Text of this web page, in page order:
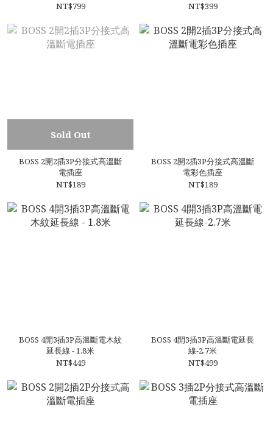
NT$799
NT$399
Sold Out
BOSS 2開2插3P分接式高溫斷
電插座
NT$189
BOSS 2開2插3P分接式高溫斷
電彩色插座
NT$189
BOSS 4開3插3P高溫斷電木紋
延長線 - 1.8米
NT$449
BOSS 4開3插3P高溫斷電延長
線-2.7米
NT$499